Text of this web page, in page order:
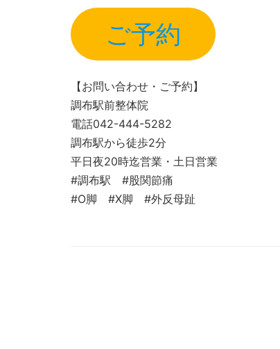
ご予約
【お問い合わせ・ご予約】
調布駅前整体院
電話042-444-5282
調布駅から徒歩2分
平日夜20時迄営業・土日営業
#調布駅 #股関節痛
#O脚 #X脚 #外反母趾